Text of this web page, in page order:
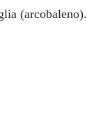
(arcobaleno).